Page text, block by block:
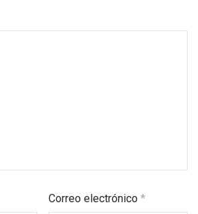
Correo electrónico*